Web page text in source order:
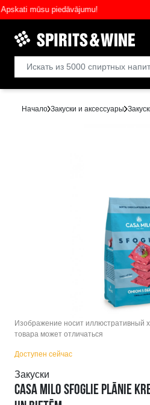
mūsu piedāvājumu!
Начало Закуски и аксессуары
Изображение носит иллюстративный
товара может отличаться
Доступен сейчас
Закуски
CASA MILO SFOGLIE PLĀNIE